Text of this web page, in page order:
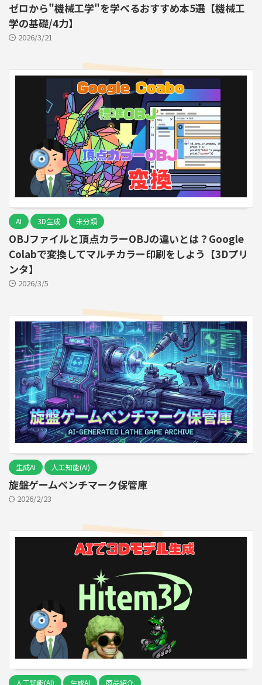
ゼロから"機械工学"を学べるおすすめ本5選【機械工
学の基礎/4力】
2026/3/21
AI 3D生成 未分類
OBJファイルと頂点カラーOBJの違いとは？Google
Colabで変換してマルチカラー印刷をしよう【3Dプリ
ンタ】
2026/3/5
生成AI 人工知能(AI)
旋盤ゲームベンチマーク保管庫
2026/2/23
人工知能(AI) 生成AI 商品紹介